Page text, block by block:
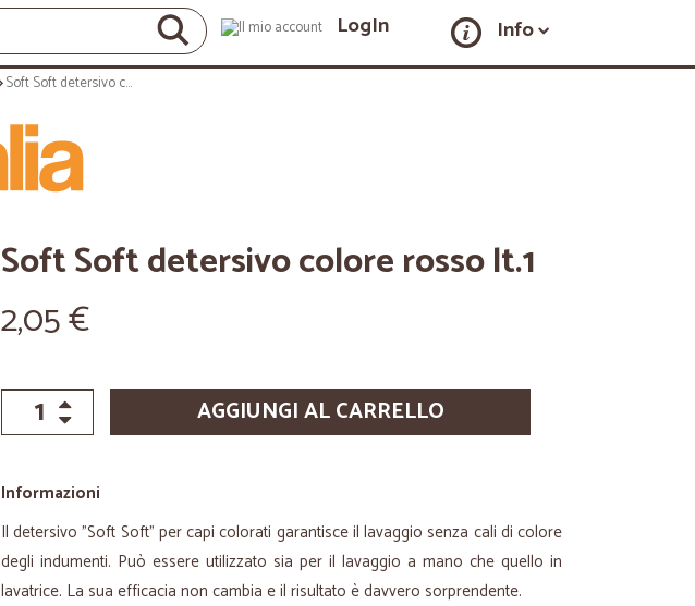
LogIn Info
Soft Soft detersivo colore rosso lt.1
Soft Soft detersivo colore rosso lt.1
2,05 €
AGGIUNGI AL CARRELLO
Informazioni
Il detersivo "Soft Soft" per capi colorati garantisce il lavaggio senza cali di colore
degli indumenti. Può essere utilizzato sia per il lavaggio a mano che quello in
lavatrice. La sua efficacia non cambia e il risultato è davvero sorprendente.